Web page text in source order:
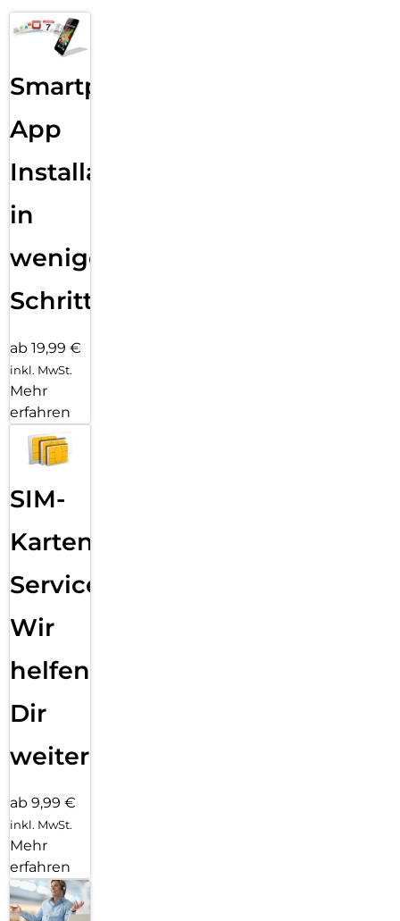
Smartphone
App
Installation
in
wenigen
Schritten
ab 19,99 €
inkl. MwSt.
Mehr
erfahren
SIM-
Karten
Service:
Wir
helfen
Dir
weiter
ab 9,99 €
inkl. MwSt.
Mehr
erfahren